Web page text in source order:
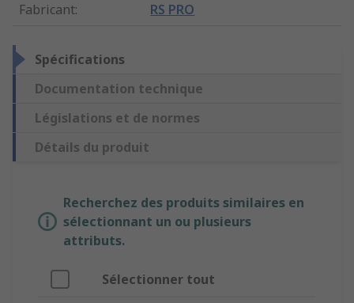
Fabricant: RS PRO
Spécifications
Documentation technique
Législations et de normes
Détails du produit
Recherchez des produits similaires en
sélectionnant un ou plusieurs
attributs.
Sélectionner tout